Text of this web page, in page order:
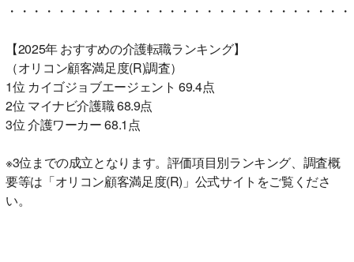
・・・・・・・・・・・・・・・・・・・・・・・・・・・
【2025年 おすすめの介護転職ランキング】
（オリコン顧客満足度(R)調査）
1位 カイゴジョブエージェント 69.4点
2位 マイナビ介護職 68.9点
3位 介護ワーカー 68.1点
※3位までの成立となります。評価項目別ランキング、調査概
要等は「オリコン顧客満足度(R)」公式サイトをご覧くださ
い。